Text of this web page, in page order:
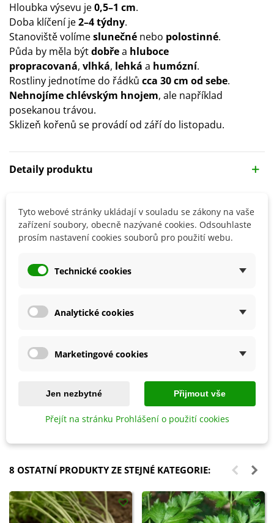
Hloubka výsevu je0,5–1 cm.
Doba klíčení je2–4 týdny.
Stanoviště volímeslunečné nebo polostinné.
Půda by měla býtdobřea hluboce
propracovaná, vlhká, lehká a humózní.
Rostliny jednotíme do řádků cca 30 cm od sebe.
Nehnojíme chlévským hnojem, ale například
posekanou trávou.
Sklizeň kořenů se provádí od září do listopadu.
Detaily produktu
Ptačí budka zelená Beach Hut
438 Kč
Hoštický hnůj kravský -
Hoštické hnojivo - 500 ml
167 Kč
8 OSTATNÍ PRODUKTY ZE STEJNÉ KATEGORIE:
Tyto webové stránky ukládají v souladu se zákony na vaše
zařízení soubory, obecně nazývané cookies. Odsouhlaste
prosím nastavení cookies souborů pro použití webu.
Technické cookies
Analytické cookies
Marketingové cookies
Jen nezbytné Přijmout vše
Přejít na stránku Prohlášení o použití cookies